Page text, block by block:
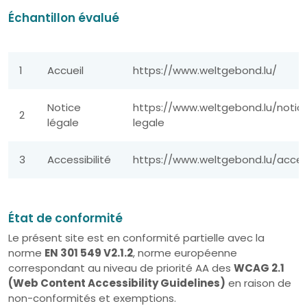
Échantillon évalué
1 Accueil https://www.weltgebond.lu/
2
Notice
légale
https://www.weltgebond.lu/
legale
3 Accessibilité https://www.weltgebond.lu/
État de conformité
Le présent site est en conformité partielle avec la
norme EN 301 549 V2.1.2, norme européenne
correspondant au niveau de priorité AA des WCAG 2.1
(Web Content Accessibility Guidelines) en raison de
non-conformités et exemptions.